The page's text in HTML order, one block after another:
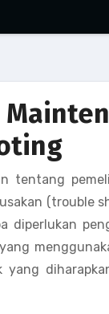
tentang
(trouble